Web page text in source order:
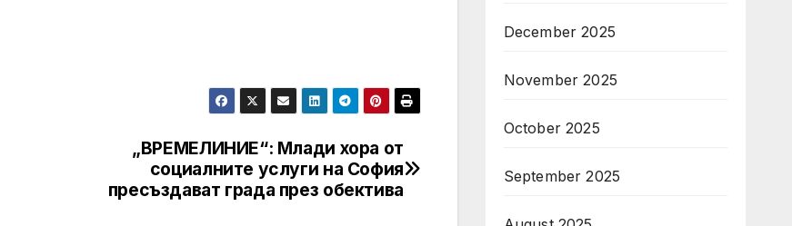
„ВРЕМЕЛИНИЕ“: Млади хора от
социалните услуги на София
пресъздават града през обектива
December 2025
November 2025
October 2025
September 2025